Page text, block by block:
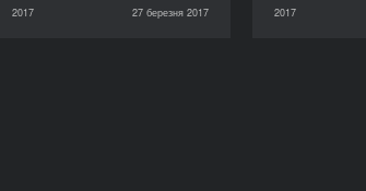
2017 27 березня 2017
2017
27 березня 2017 2017
29 березня 2017